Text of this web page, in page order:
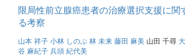
限局性前立腺癌患者の治療選択支援に関
る考察
山本 祥子 小林 しのぶ 林 未来 藤田 麻美 山田 千尋 大
谷 麻紀子 兵頭 紀代美